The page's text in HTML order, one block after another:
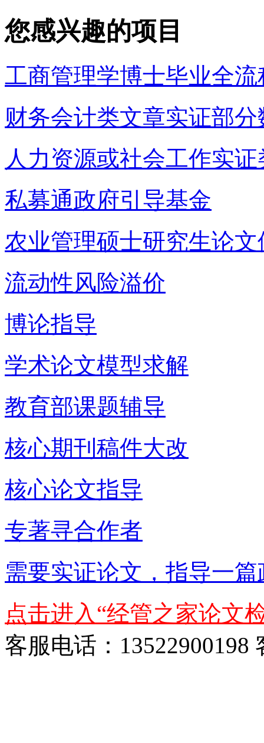
您感兴趣的项目
工商管理学博士毕业全流
财务会计类文章实证部
人力资源或社会工作实
私募通政府引导基金
农业管理硕士研究生论文
流动性风险溢价
博论指导
学术论文模型求解
教育部课题辅导
核心期刊稿件大改
核心论文指导
专著寻合作者
需要实证论文，指导一
点击进入“经管之家论文
客服电话：13522900198